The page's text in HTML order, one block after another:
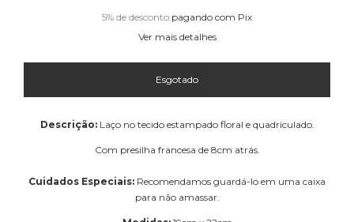
5% de desconto pagando com Pix
Ver mais detalhes
Descrição:Laço no tecido estampado floral e quadriculado.
Com presilha francesa de 8cm atrás.
Cuidados Especiais: Recomendamos guardá-lo em uma caixa
para não amassar.